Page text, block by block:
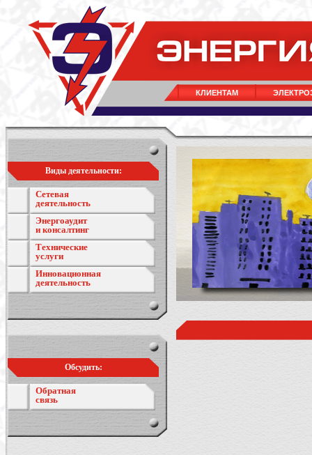
КЛИЕНТАМ
Виды деятельности:
Сетевая
деятельность
Энергоаудит
и консалтинг
Технические
услуги
Инновационная
деятельность
Обсудить:
Обратная
связь